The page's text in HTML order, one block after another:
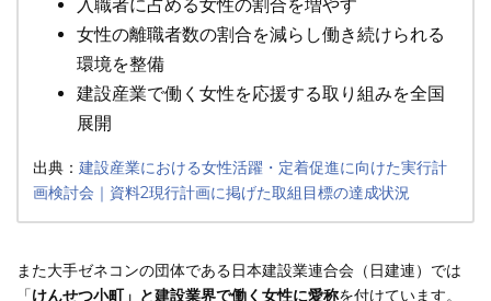
入職者に占める女性の割合を増やす
女性の離職者数の割合を減らし働き続けられる
環境を整備
建設産業で働く女性を応援する取り組みを全国
展開
出典： 建設産業における女性活躍・定着促進に向けた実行計
画検討会｜資料2現行計画に掲げた取組目標の達成状況
また大手ゼネコンの団体である日本建設業連合会（日建連）では
「けんせつ小町」と建設業界で働く女性に愛称を付けています。